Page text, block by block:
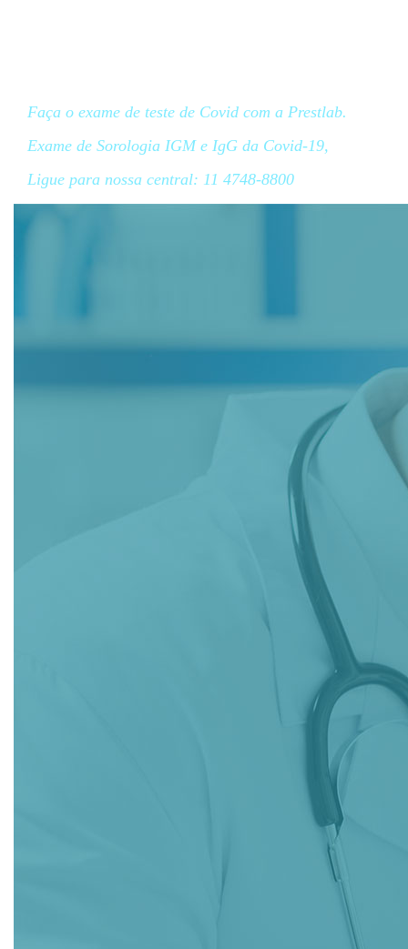
Faça o exame de teste de Covid com a Prestlab.
Exame de Sorologia IGM e IgG da Covid-19,
Ligue para nossa central: 11 4748-8800